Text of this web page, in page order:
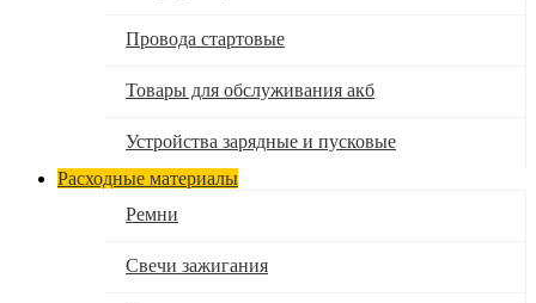
Провода стартовые
Товары для обслуживания акб
Устройства зарядные и пусковые
Расходные материалы
Ремни
Свечи зажигания